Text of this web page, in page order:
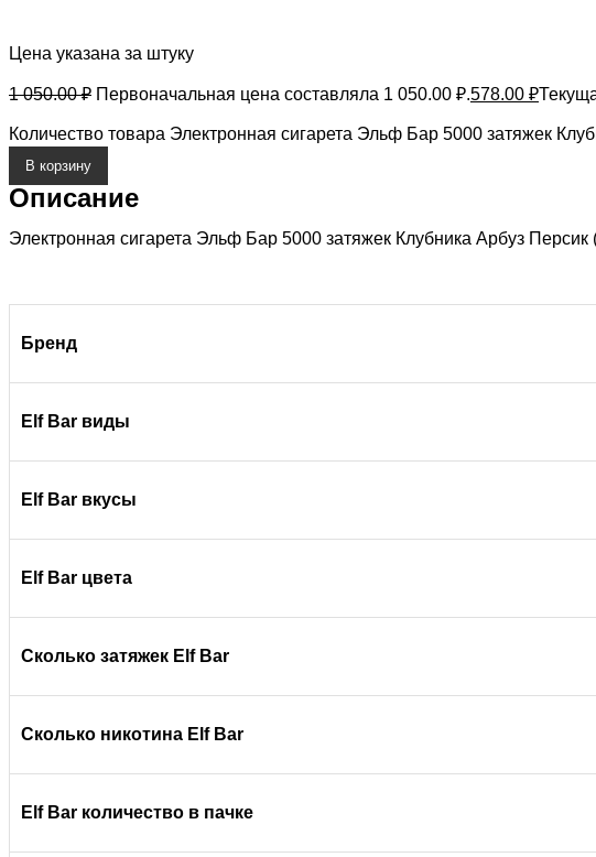
Цена указана за штуку
1 050.00₽ Первоначальная цена составляла 1 050.00 ₽.578.00 ₽
Количество товара Электронная сигарета Эльф Бар 5000 затяжек
В корзину
Описание
Электронная сигарета Эльф Бар 5000 затяжек Клубника Арбуз
Бренд
Elf Bar виды
Elf Bar вкусы
Elf Bar цвета
Сколько затяжек Elf Bar
Сколько никотина Elf Bar
Elf Bar количество в пачке